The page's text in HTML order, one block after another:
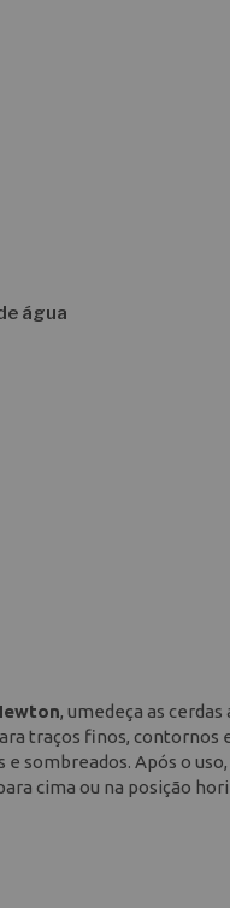
água
, umedeça as
traços finos,
sombreados. Após o
cima ou na posição